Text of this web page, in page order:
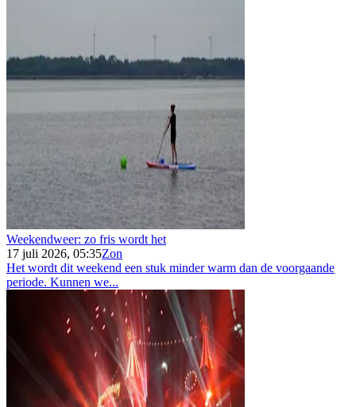
Weekendweer: zo fris wordt het
17 juli 2026, 05:35Zon
Het wordt dit weekend een stuk minder warm dan de voorgaande
periode. Kunnen we...